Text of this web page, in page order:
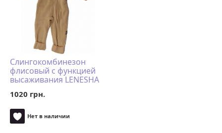
Слингокомбинезон
флисовый с функцией
высаживания LENESHA
1020 грн.
Нет в наличии